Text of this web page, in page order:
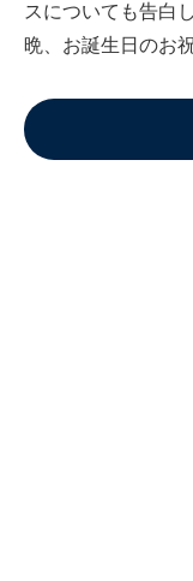
スについても告白
晩、お誕生日のお